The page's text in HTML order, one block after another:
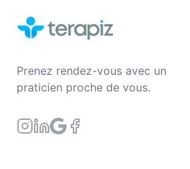
Prenez rendez-vous avec un
praticien proche de vous.